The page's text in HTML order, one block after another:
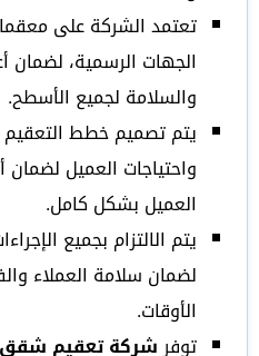
تعتمد الشركة على
الجهات الرسمية، لضمان
والسلامة لجميع الأسطح.
يتم تصميم خطط
واحتياجات العميل
العميل بشكل كامل.
يتم الالتزام بجميع
لضمان سلامة العملاء
الأوقات.
توفرشركة تعقيم شقق